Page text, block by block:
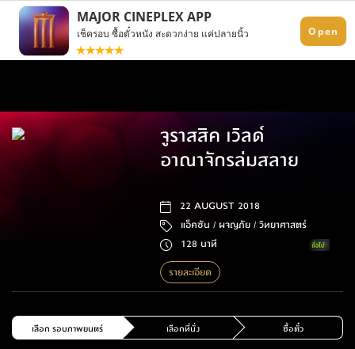
จูราสสิค เวิลด์
อาณาจักรล่มสลาย
22 AUGUST 2018
แอ็คชัน / ผจญภัย /วิทยาศาสตร์
128 นาที
รายละเอียด
เลือก รอบภาพยนตร์ เลือกที่นั่ง ซื้อตั๋ว